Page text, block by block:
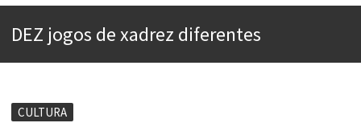
Os causos de Jorge Luis Borges
Se queres salvar o mundo, o veganismo não é a resposta
DEZ jogos de xadrez diferentes
CULTURA